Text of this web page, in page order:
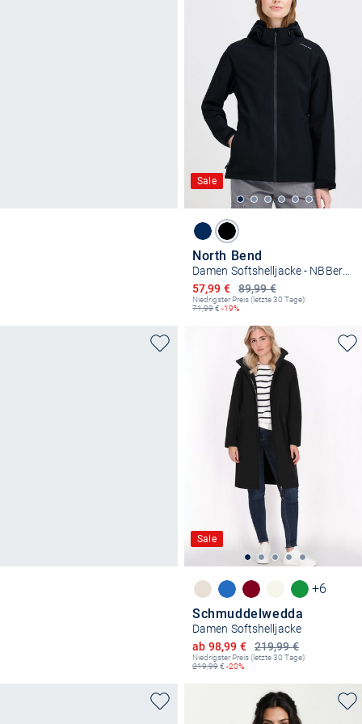
Sale
North Bend
Damen Softshelljacke - NBBergwala W-PRO
89,99 €
Ermäßigter Preis
57,99 €
Niedrigster Preis (letzte 30 Tage):
71,99€ -19%
Sale
+6
Schmuddelwedda
Damen Softshelljacke
219,99 €
Ermäßigter Preis
ab 98,99 €
Niedrigster Preis (letzte 30 Tage):
219,99€ -20%